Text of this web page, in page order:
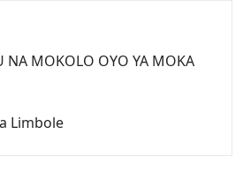
NA MOKOLO OYO YA MOKA
Limbole